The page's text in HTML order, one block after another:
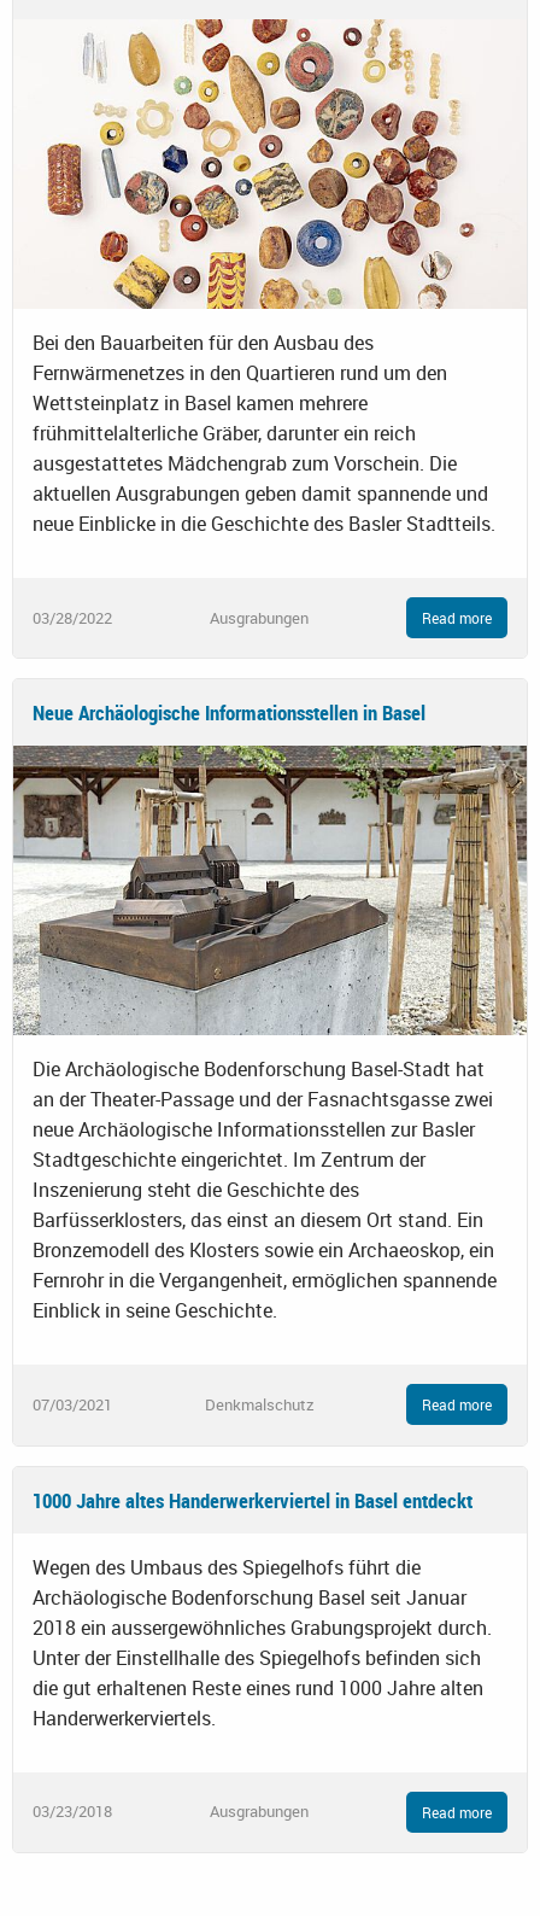
Bei den Bauarbeiten für den Ausbau des
Fernwärmenetzes in den Quartieren rund um den
Wettsteinplatz in Basel kamen mehrere
frühmittelalterliche Gräber, darunter ein reich
ausgestattetes Mädchengrab zum Vorschein. Die
aktuellen Ausgrabungen geben damit spannende und
neue Einblicke in die Geschichte des Basler Stadtteils.
03/28/2022 Ausgrabungen Read more
Neue Archäologische Informationsstellen in Basel
Die Archäologische Bodenforschung Basel-Stadt hat
an der Theater-Passage und der Fasnachtsgasse zwei
neue Archäologische Informationsstellen zur Basler
Stadtgeschichte eingerichtet. Im Zentrum der
Inszenierung steht die Geschichte des
Barfüsserklosters, das einst an diesem Ort stand. Ein
Bronzemodell des Klosters sowie ein Archaeoskop, ein
Fernrohr in die Vergangenheit, ermöglichen spannende
Einblick in seine Geschichte.
07/03/2021 Denkmalschutz Read more
1000 Jahre altes Handerwerkerviertel in Basel entdeckt
Wegen des Umbaus des Spiegelhofs führt die
Archäologische Bodenforschung Basel seit Januar
2018 ein aussergewöhnliches Grabungsprojekt durch.
Unter der Einstellhalle des Spiegelhofs befinden sich
die gut erhaltenen Reste eines rund 1000 Jahre alten
Handerwerkerviertels.
03/23/2018 Ausgrabungen Read more